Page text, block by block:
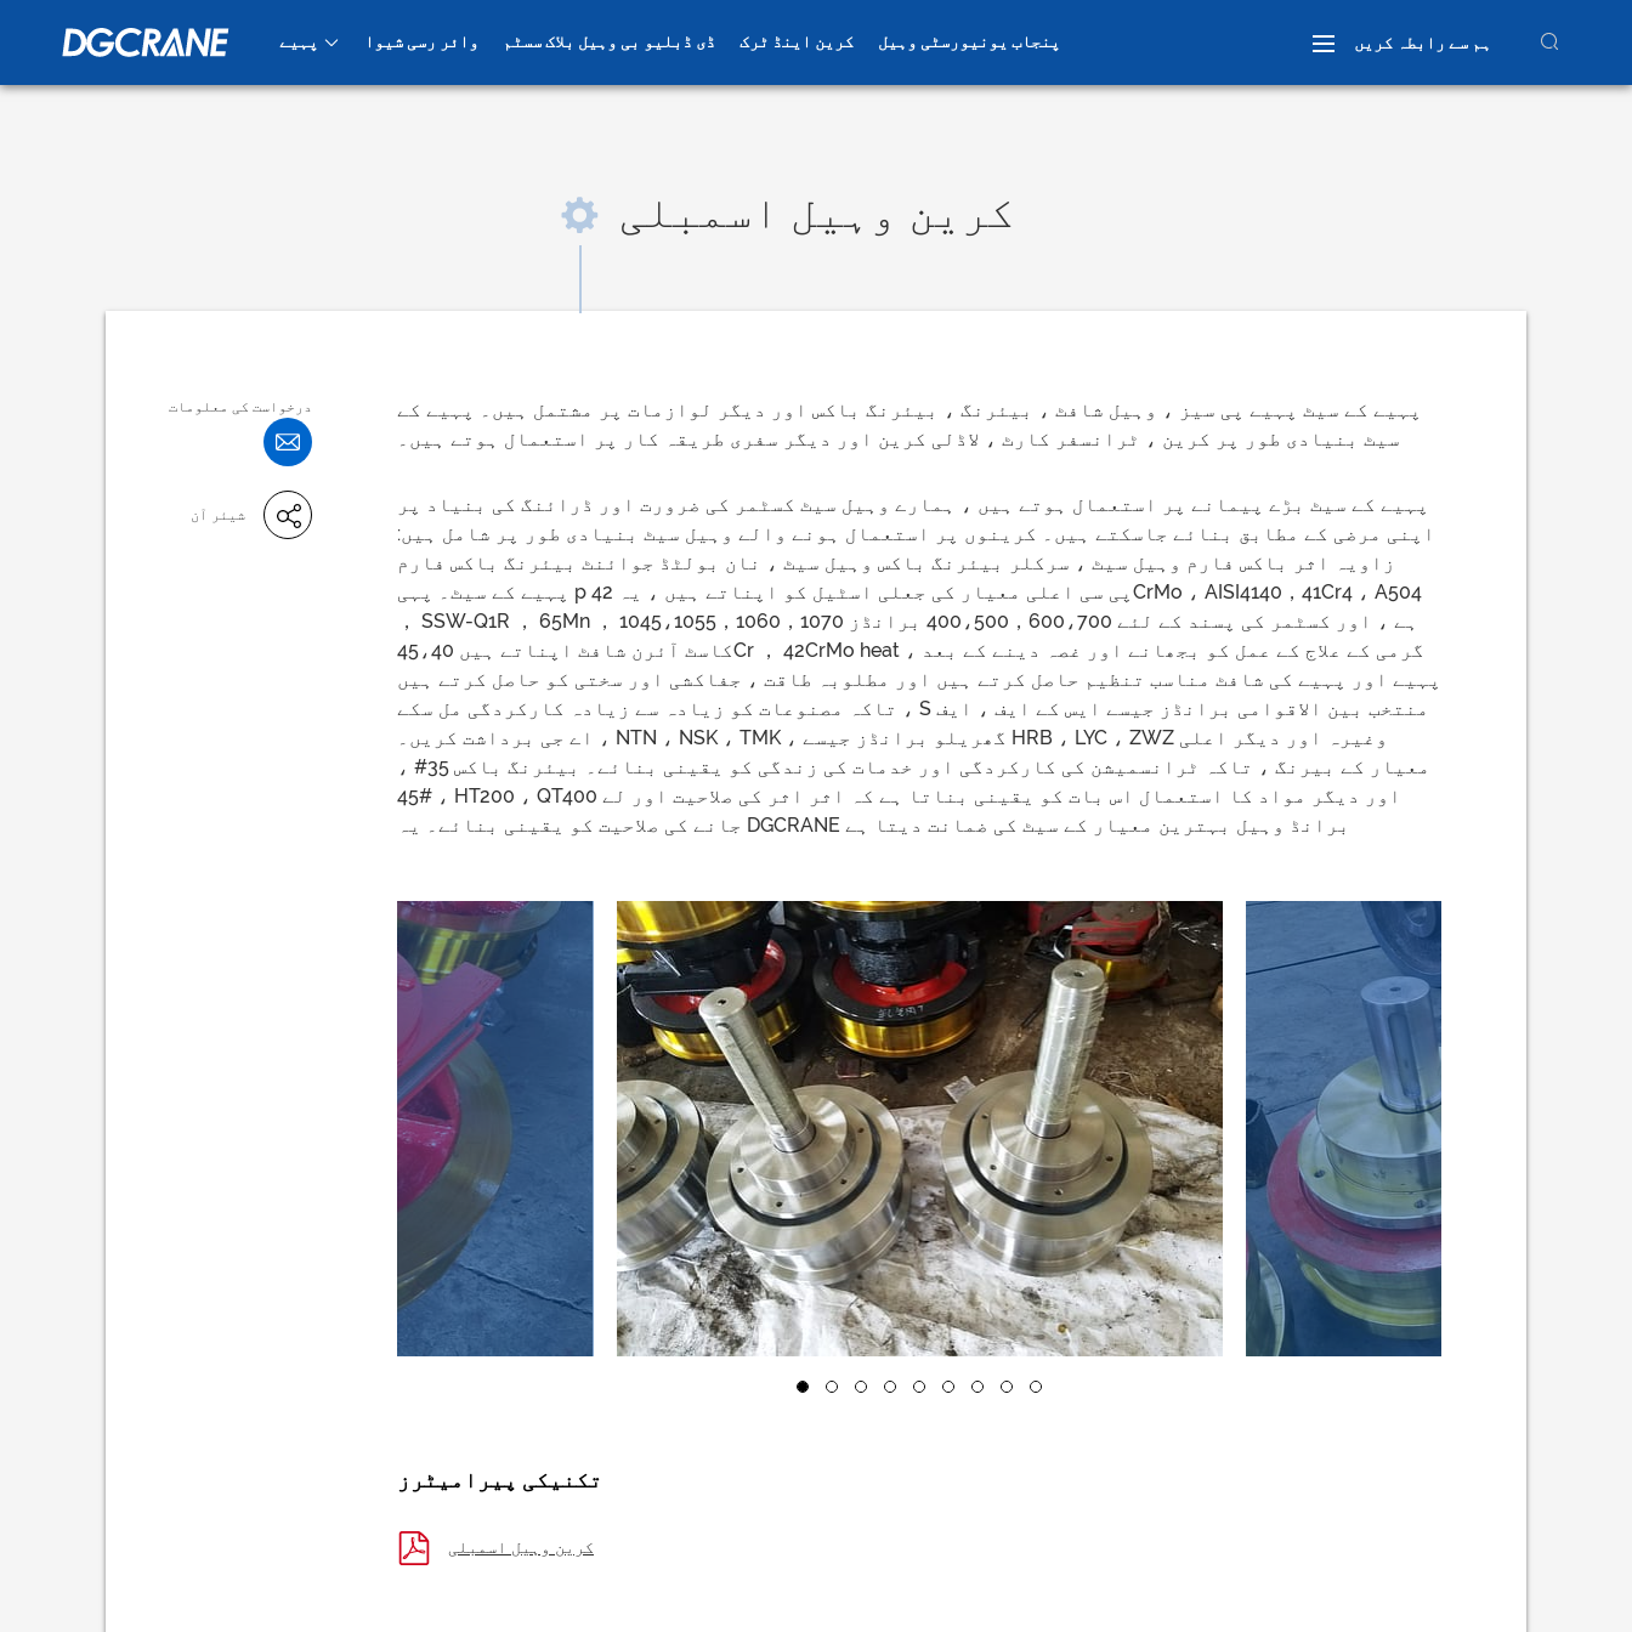
پہیے وائر رسی شیوا ڈی ڈبلیو بی وہیل بلاک سسٹم کرین اینڈ ٹرک پنجاب یونیورسٹی وہیل ہم سے رابطہ کریں
کرین وہیل اسمبلی
درخواست کی معلومات
شیئر آن
پہیے کے سیٹ پہیے پی سیز ، وہیل شافٹ ، بیئرنگ ، بیئرنگ باکس اور دیگر لوازمات پر مشتمل ہیں۔ پہیے کے
سیٹ بنیادی طور پر کرین ، ٹرانسفر کارٹ ، لاڈلی کرین اور دیگر سفری طریقہ کار پر استعمال ہوتے ہیں۔
پہیے کے سیٹ بڑے پیمانے پر استعمال ہوتے ہیں ، ہمارے وہیل سیٹ کسٹمر کی ضرورت اور ڈرائنگ کی بنیاد پر
اپنی مرضی کے مطابق بنائے جاسکتے ہیں۔ کرینوں پر استعمال ہونے والے وہیل سیٹ بنیادی طور پر شامل ہیں:
زاویہ اثر باکس فارم وہیل سیٹ ، سرکلر بیئرنگ باکس وہیل سیٹ ، نان بولٹڈ جوائنٹ بیئرنگ باکس فارم
پہیے کے سیٹ۔ پہی p پی سی اعلی معیار کی جعلی اسٹیل کو اپناتے ہیں ، یہ 42CrMo ، AISI4140，41Cr4 ، A504
， SSW-Q1R ， 65Mn ， 1045،1055，1060，1070 ہے ، اور کسٹمر کی پسند کے لئے 400،500，600،700 برانڈز
کاسٹ آئرن شافٹ اپناتے ہیں 45،40Cr ， 42CrMo heat گرمی کے علاج کے عمل کو بجھانے اور غصہ دینے کے بعد ،
پہیے اور پہیے کی شافٹ مناسب تنظیم حاصل کرتے ہیں اور مطلوبہ طاقت ، جفاکشی اور سختی کو حاصل کرتے ہیں
، تاکہ مصنوعات کو زیادہ سے زیادہ کارکردگی مل سکے S منتخب بین الاقوامی برانڈز جیسے ایس کے ایف ، ایف
اے جی برداشت کریں۔ ، NTN ، NSK ، TMK ، گھریلو برانڈز جیسے HRB ، LYC ، ZWZ وغیرہ اور دیگر اعلی
معیار کے بیرنگ ، تاکہ ٹرانسمیشن کی کارکردگی اور خدمات کی زندگی کو یقینی بنائے۔ بیئرنگ باکس 35# ،
45# ، HT200 ، QT400 اور دیگر مواد کا استعمال اس بات کو یقینی بناتا ہے کہ اثر اثر کی صلاحیت اور لے
جانے کی صلاحیت کو یقینی بنائے۔ یہ DGCRANE برانڈ وہیل بہترین معیار کے سیٹ کی ضمانت دیتا ہے
تکنیکی پیرامیٹرز
کرین وہیل اسمبلی